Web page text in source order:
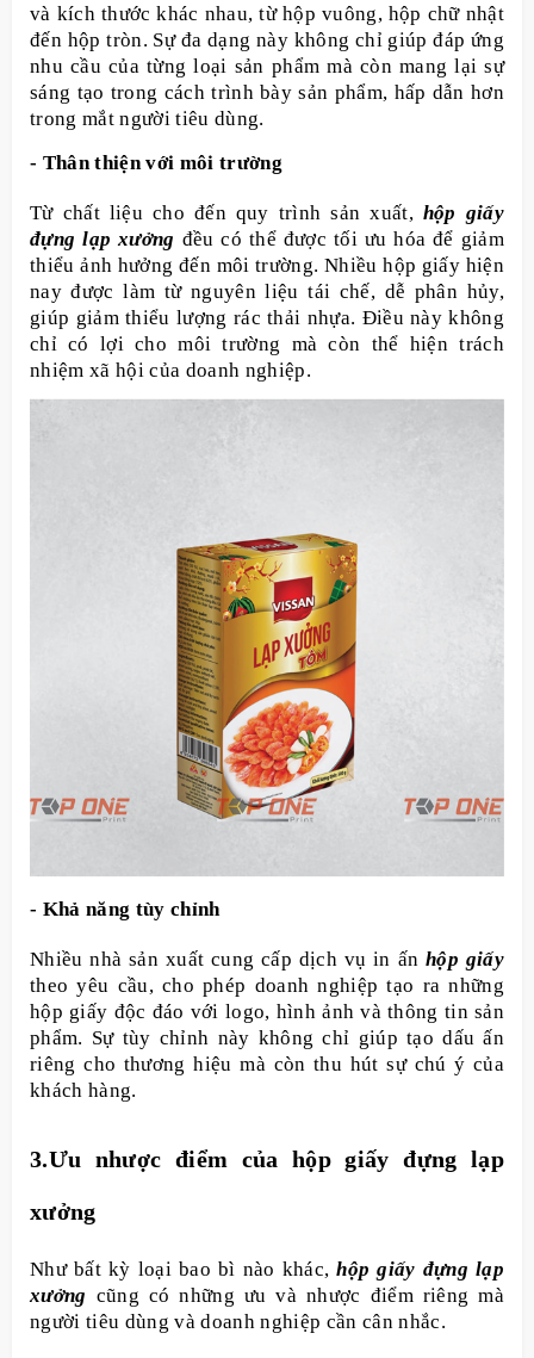
và kích thước khác nhau, từ hộp vuông, hộp chữ nhật
đến hộp tròn. Sự đa dạng này không chỉ giúp đáp ứng
nhu cầu của từng loại sản phẩm mà còn mang lại sự
sáng tạo trong cách trình bày sản phẩm, hấp dẫn hơn
trong mắt người tiêu dùng.
- Thân thiện với môi trường
Từ chất liệu cho đến quy trình sản xuất, hộp giấy
đựng lạp xưởng đều có thể được tối ưu hóa để giảm
thiểu ảnh hưởng đến môi trường. Nhiều hộp giấy hiện
nay được làm từ nguyên liệu tái chế, dễ phân hủy,
giúp giảm thiểu lượng rác thải nhựa. Điều này không
chỉ có lợi cho môi trường mà còn thể hiện trách
nhiệm xã hội của doanh nghiệp.
- Khả năng tùy chỉnh
Nhiều nhà sản xuất cung cấp dịch vụ in ấn hộp giấy
theo yêu cầu, cho phép doanh nghiệp tạo ra những
hộp giấy độc đáo với logo, hình ảnh và thông tin sản
phẩm. Sự tùy chỉnh này không chỉ giúp tạo dấu ấn
riêng cho thương hiệu mà còn thu hút sự chú ý của
khách hàng.
3.Ưu nhược điểm của hộp giấy đựng lạp
xưởng
Như bất kỳ loại bao bì nào khác,hộp giấy đựng lạp
xưởng cũng có những ưu và nhược điểm riêng mà
người tiêu dùng và doanh nghiệp cần cân nhắc.